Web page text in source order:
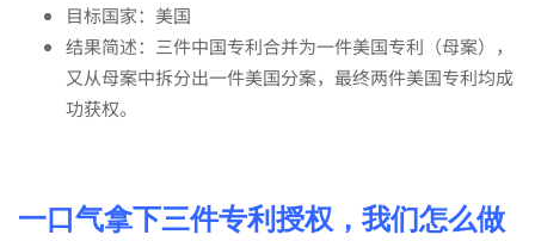
利，
成
功
目标国家：美国
结果简述：三件中国专利合并为一件美国专利（母案），
又从母案中拆分出一件美国分案，最终两件美国专利均成
功获权。
一口气拿下三件专利授权，我们怎么做